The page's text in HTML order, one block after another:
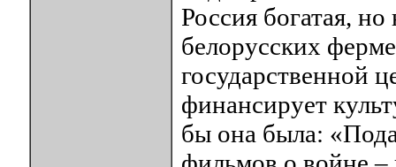
Россия богатая,
белорусских
государственной
финансирует
бы она была: